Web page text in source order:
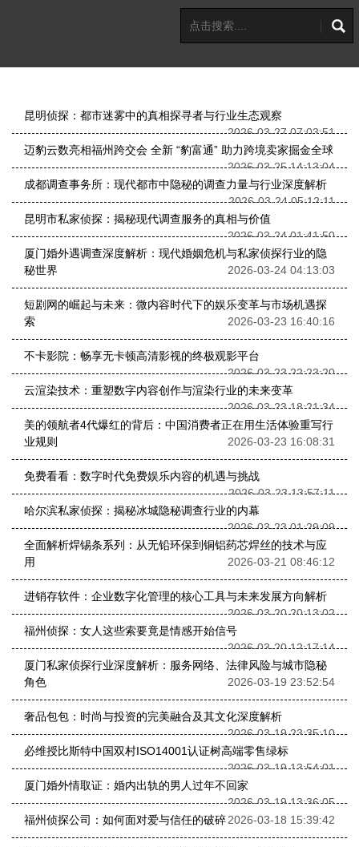
昆明侦探：都市迷雾中的真相探寻者与行业生态观察
2026-03-27 07:03:51
迈豹云数亮相福州跨交会 全新 “豹富通” 助力跨境卖家掘金全球
2026-03-25 14:13:04
成都调查事务所：现代都市中隐秘的调查力量与行业深度解析
2026-03-24 05:12:11
昆明市私家侦探：揭秘现代调查服务的真相与价值
2026-03-24 01:41:50
厦门婚外遇调查深度解析：现代婚姻危机与私家侦探行业的隐
秘世界
2026-03-24 04:13:03
短剧网的崛起与未来：微内容时代下的娱乐变革与市场机遇探
索
2026-03-23 16:40:16
不卡影院：畅享无卡顿高清影视的终极观影平台
2026-03-23 22:23:20
云渲染技术：重塑数字内容创作与渲染行业的未来变革
2026-03-23 18:21:34
美的领航者4代爆红的背后：中国消费者正在用生活体验重写行
业规则
2026-03-23 16:08:31
免费看看：数字时代免费娱乐内容的机遇与挑战
2026-03-23 13:57:11
哈尔滨私家侦探：揭秘冰城隐秘调查行业的内幕
2026-03-23 01:29:09
全面解析焊锡条系列：从无铅环保到铜铝药芯焊丝的技术与应
用
2026-03-21 08:46:12
进销存软件：企业数字化管理的核心工具与未来发展方向解析
2026-03-20 20:13:02
福州侦探：女人这些索要竟是情感开始信号
2026-03-20 12:17:14
厦门私家侦探行业深度解析：服务网络、法律风险与城市隐秘
角色
2026-03-19 23:52:54
奢品包包：时尚与投资的完美融合及其文化深度解析
2026-03-19 23:35:10
必维授比斯特中国双村ISO14001认证树高端零售绿标
2026-03-19 13:54:01
厦门婚外情取证：婚内出轨的男人过年不回家
2026-03-19 13:36:05
福州侦探公司：如何面对爱与信任的破碎2026-03-18 15:39:42